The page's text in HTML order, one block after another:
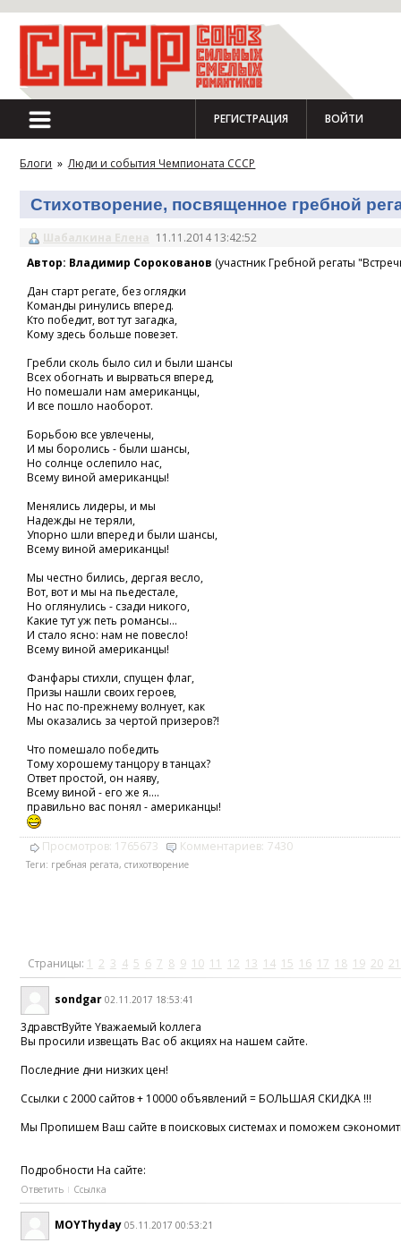
РЕГИСТРАЦИЯ ВОЙТИ
Блоги » Люди и события Чемпионата СССР
Стихотворение, посвященное гребной
Шабалкина Елена 11.11.2014 13:42:52
Автор: Владимир Сорокованов (участник Гребной регаты
Дан старт регате, без оглядки
Команды ринулись вперед.
Кто победит, вот тут загадка,
Кому здесь больше повезет.
Гребли сколь было сил и были шансы
Всех обогнать и вырваться вперед,
Но помешали нам американцы,
И все пошло наоборот.
Борьбою все увлечены,
И мы боролись - были шансы,
Но солнце ослепило нас,
Всему виной американцы!
Менялись лидеры, и мы
Надежды не теряли,
Упорно шли вперед и были шансы,
Всему виной американцы!
Мы честно бились, дергая весло,
Вот, вот и мы на пьедестале,
Но оглянулись - сзади никого,
Какие тут уж петь романсы...
И стало ясно: нам не повесло!
Всему виной американцы!
Фанфары стихли, спущен флаг,
Призы нашли своих героев,
Но нас по-прежнему волнует, как
Мы оказались за чертой призеров?!
Что помешало победить
Тому хорошему танцору в танцах?
Ответ простой, он наяву,
Всему виной - его же я....
правильно вас понял - американцы!
Просмотров: 1765673 Комментариев: 7430
Теги: гребная регата, стихотворение
Страницы: 1 2 3 4 5 6 7 8 9 10 11 12 13 14 15 16 17 18 19 20 21
sondgar 02.11.2017 18:53:41
3дравстBуйтe Yважаeмый kоллегa
Вы просили извещать Вас об акциях на нашем сайте.
Последние дни низких цен!
Ссылки с 2000 сайтов + 10000 объявлений = БОЛЬШАЯ СКИДКА !!!
Мы Пропишем Ваш сайте в поисковых системах и поможем
Подробности Ha cайтe:
Ответить Ссылка
MOYThyday 05.11.2017 00:53:21